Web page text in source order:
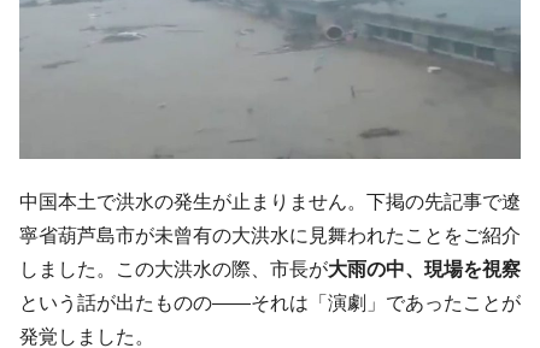
動」
中国だけが鉄鋼輸出を異常増加させる ⇒ 中
種は全般的「不調」⇒ PSIが示す現況は決して良くない。
ン』1人当たり賠償10万ウォンを認定 ⇒ 総額3兆7,000億
『Money1』 韓国で猛暑。南東部では干ばつ
『Money1』
韓国型イージス搭載の次世代駆逐艦
「KDDX」1番艦、2032年竣工と公示
中国本土で洪水の発生が止まりません。下掲の先記事で遼
寧省葫芦島市が未曾有の大洪水に見舞われたことをご紹介
しました。この大洪水の際、市長が大雨の中、現場を視察
という話が出たものの――それは「演劇」であったことが
発覚しました。